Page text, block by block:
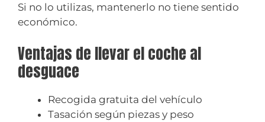
Si no lo utilizas, mantenerlo no tiene sentido
económico.
Ventajas de llevar el coche al
desguace
Recogida gratuita del vehículo
Tasación según piezas y peso